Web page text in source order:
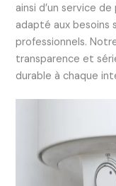
ainsi d’un service
adapté aux besoins
professionnels.
transparence et
durable à chaque